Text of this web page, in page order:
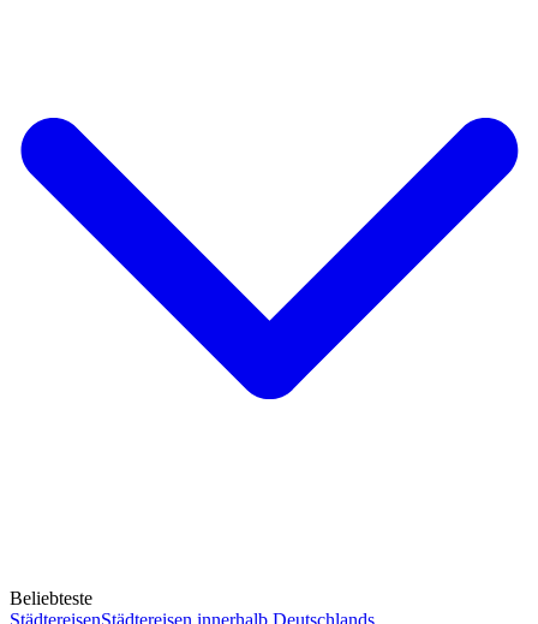
Beliebteste
StädtereisenStädtereisen innerhalb Deutschlands